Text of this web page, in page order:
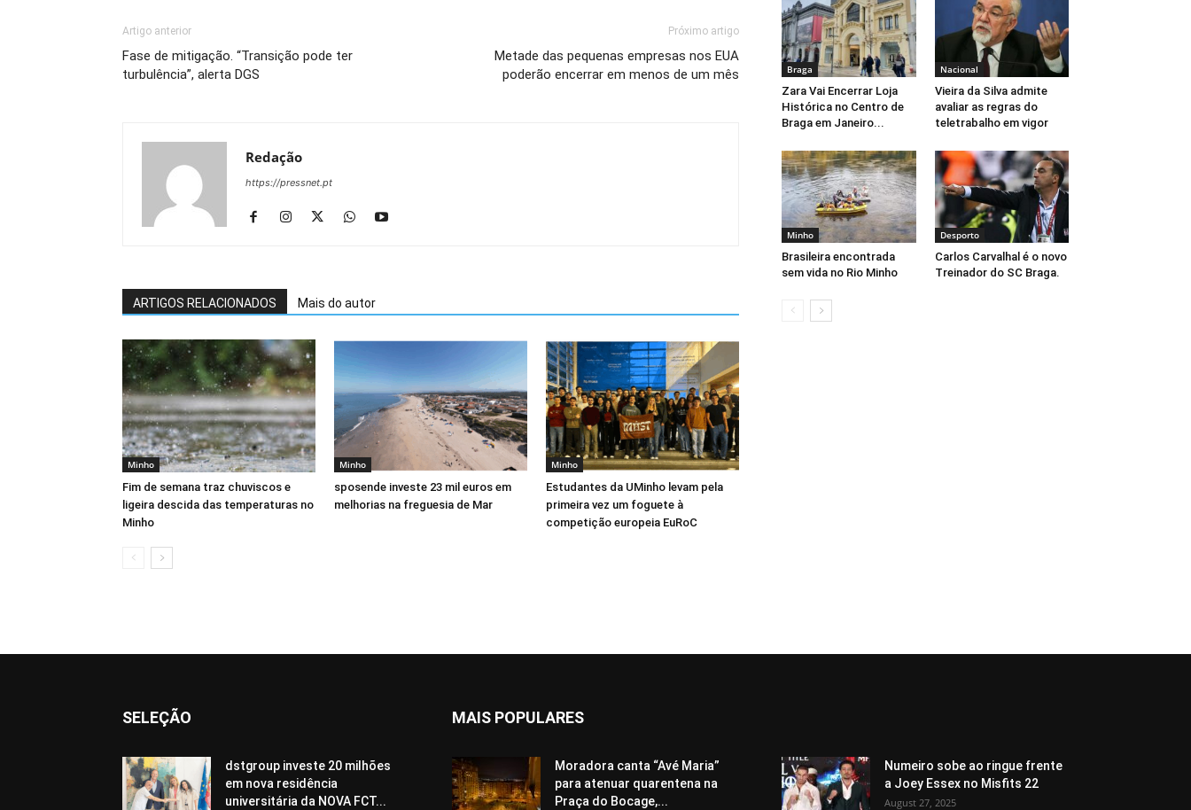
Artigo anterior
Fase de mitigação. “Transição pode ter
turbulência”, alerta DGS
Próximo artigo
Metade das pequenas empresas nos EUA
poderão encerrar em menos de um mês
Redação
https://pressnet.pt
ARTIGOS RELACIONADOS Mais do autor
Minho
Fim de semana traz chuviscos e
ligeira descida das temperaturas no
Minho
Minho
sposende investe 23 mil euros em
melhorias na freguesia de Mar
Minho
Estudantes da UMinho levam pela
primeira vez um foguete à
competição europeia EuRoC
Braga
Zara Vai Encerrar Loja
Histórica no Centro de
Braga em Janeiro...
Nacional
Vieira da Silva admite
avaliar as regras do
teletrabalho em vigor
Minho
Brasileira encontrada
sem vida no Rio Minho
Desporto
Carlos Carvalhal é o novo
Treinador do SC Braga.
SELEÇÃO
dstgroup investe 20 milhões
em nova residência
universitária da NOVA FCT...
MAIS POPULARES
Moradora canta “Avé Maria”
para atenuar quarentena na
Praça do Bocage,...
Numeiro sobe ao ringue frente
a Joey Essex no Misfits 22
August 27, 2025